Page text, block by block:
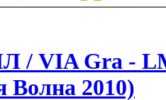
/ VIA Gra -
Волна 2010)